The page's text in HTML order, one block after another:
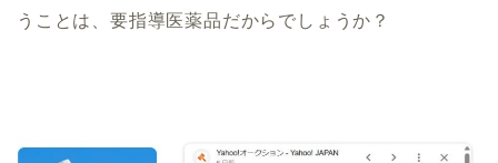
うことは、要指導医薬品だからでしょうか？